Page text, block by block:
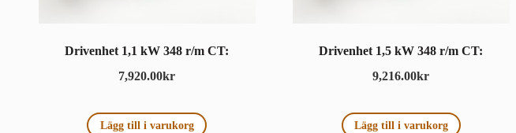
Drivenhet 1,1 kW 348 r/m CT:
7,920.00kr
Lägg till i varukorg
Drivenhet 1,5 kW 348 r/m CT:
9,216.00kr
Lägg till i varukorg